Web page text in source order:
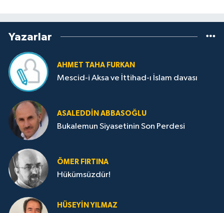
Yazarlar
AHMET TAHA FURKAN
Mescid-i Aksa ve İttihad-ı İslam davası
ASALEDDIN ABBASOĞLU
Bukalemun Siyasetinin Son Perdesi
ÖMER FIRTINA
Hükümsüzdür!
HÜSEYIN YILMAZ